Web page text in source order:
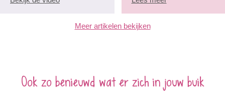
Meer artikelen bekijken
Ook zo benieuwd wat er zich in jouw buik